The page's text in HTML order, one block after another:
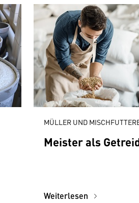
MÜLLER UND
Meister als
Weiterlesen